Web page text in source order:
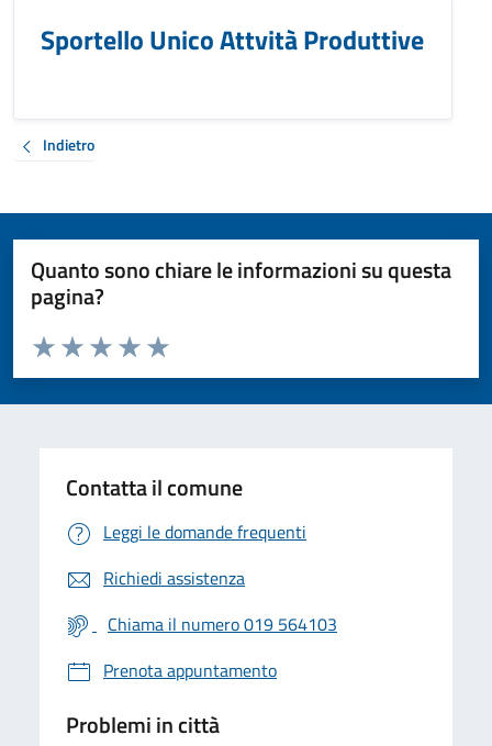
Sportello Unico Attvità Produttive
Indietro
Quanto sono chiare le informazioni su questa
pagina?
Valuta da 1 a 5 stelle la pagina
Valuta 5 stelle su 5
Valuta 4 stelle su 5
Valuta 3 stelle su 5
Valuta 2 stelle su 5
Valuta 1 stelle su 5
Contatta il comune
Leggi le domande frequenti
Richiedi assistenza
Chiama il numero 019 564103
Prenota appuntamento
Problemi in città